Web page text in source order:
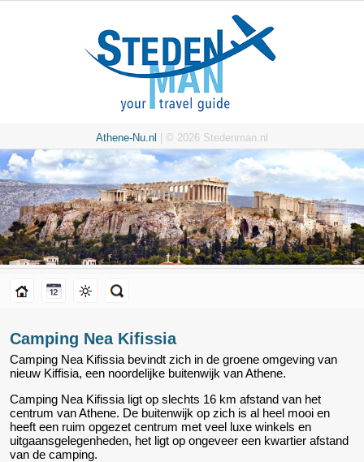
Athene-Nu.nl | © 2026 Stedenman.nl
Camping Nea Kifissia
Camping Nea Kifissia bevindt zich in de groene omgeving van
nieuw Kiffisia, een noordelijke buitenwijk van Athene.
Camping Nea Kifissia ligt op slechts 16 km afstand van het
centrum van Athene. De buitenwijk op zich is al heel mooi en
heeft een ruim opgezet centrum met veel luxe winkels en
uitgaansgelegenheden, het ligt op ongeveer een kwartier afstand
van de camping.